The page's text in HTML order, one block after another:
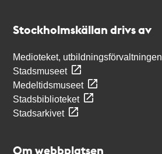
Stockholmskällan drivs av
Medioteket, utbildningsförvaltningen
Stadsmuseet
Medeltidsmuseet
Stadsbiblioteket
Stadsarkivet
Om webbplatsen